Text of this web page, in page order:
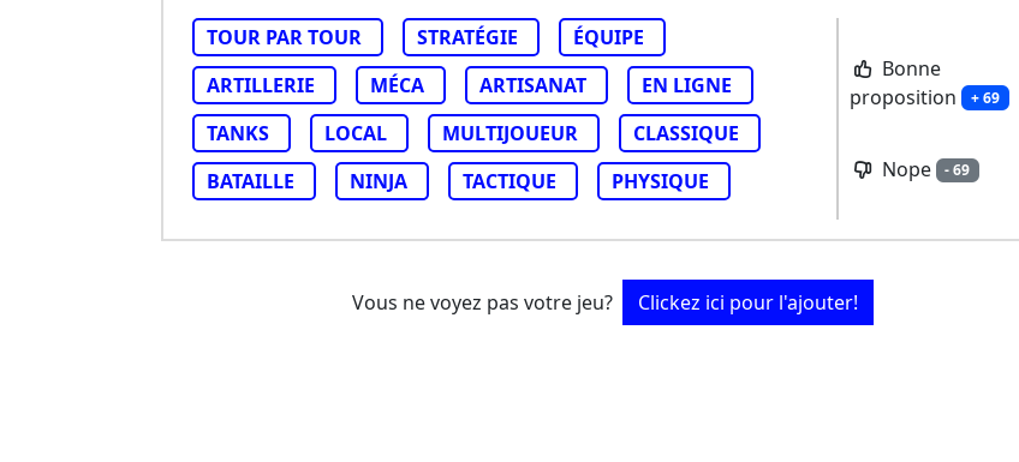
TOUR PAR TOUR STRATÉGIE
ÉQUIPE
ARTILLERIE
MÉCA ARTISANAT
EN LIGNE
TANKS
LOCAL MULTIJOUEUR
CLASSIQUE
BATAILLE
NINJA TACTIQUE PHYSIQUE
Bonne
proposition + 69
Nope - 69
Vous ne voyez pas votre jeu? Clickez ici pour l'ajouter!